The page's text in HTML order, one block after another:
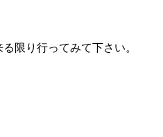
限り行ってみて下さい。